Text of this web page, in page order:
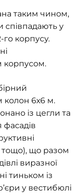
таким чином,
співпадають у
го корпусу.
корпусом.
колон 6х6 м.
із цегли та
фасадів
тощо), що разом
виразної
тиньком із
у вестибюлі